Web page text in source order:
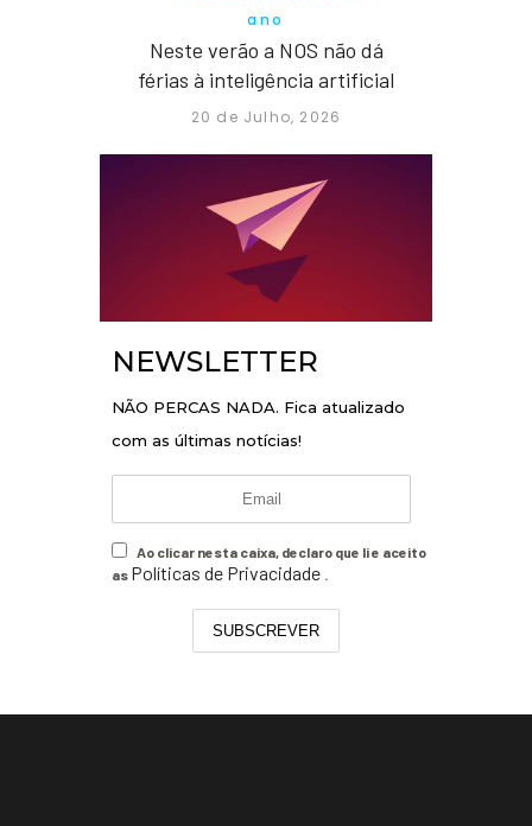
ano
Neste verão a NOS não dá
férias à inteligência artificial
20 de Julho, 2026
NEWSLETTER
NÃO PERCAS NADA. Fica atualizado
com as últimas notícias!
Ao clicar nesta caixa, declaro que li e aceito
as Políticas de Privacidade
SUBSCREVER